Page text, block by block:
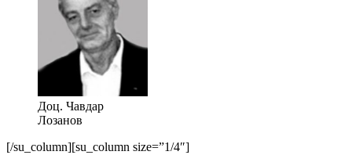
Доц. Чавдар
Лозанов
[/su_column][su_column size=”1/4″]